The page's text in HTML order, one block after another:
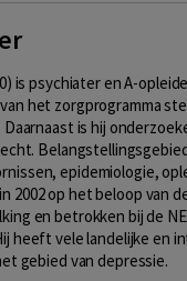
is psychiater en A-
het zorgprogramma
Daarnaast is hij
epidemiologie,
2002 op het beloop van
en betrokken bij de
heeft vele landelijke en
gebied van depressie.